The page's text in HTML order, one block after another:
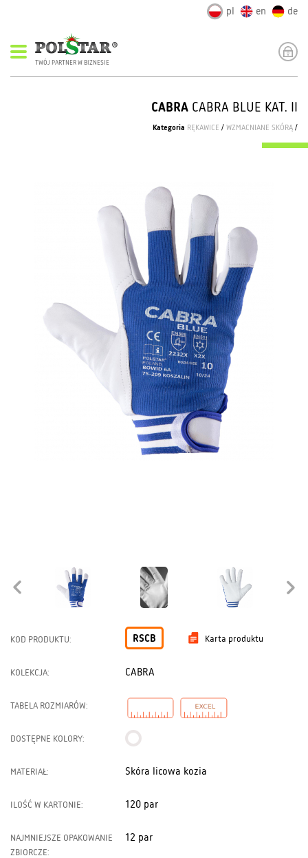
pl en de
TWÓJ PARTNER W BIZNESIE
CABRA CABRA BLUE KAT. II
Kategoria RĘKAWICE / WZMACNIANE SKÓRĄ /
KOD PRODUKTU: RSCB Karta produktu
KOLEKCJA: CABRA
TABELA ROZMIARÓW:
DOSTĘPNE KOLORY:
MATERIAŁ: Skóra licowa kozia
ILOŚĆ W KARTONIE: 120 par
NAJMNIEJSZE OPAKOWANIE
ZBIORCZE:
12 par